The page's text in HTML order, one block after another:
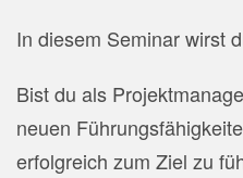
In diesem Seminar wirst
Bist du als
neuen
erfolgreich zum Ziel zu